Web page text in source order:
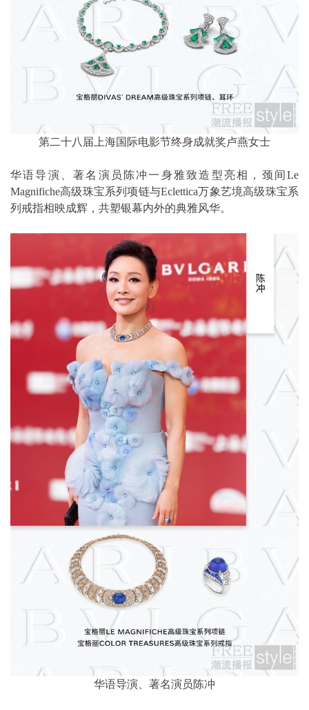
第二十八届上海国际电影节终身成就奖卢燕女士
华语导演、著名演员陈冲一身雅致造型亮相，颈间Le
Magnifiche高级珠宝系列项链与Eclettica万象艺境高级珠宝系
列戒指相映成辉，共塑银幕内外的典雅风华。
华语导演、著名演员陈冲